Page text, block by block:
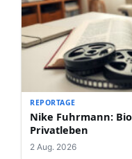
REPORTAGE
Nike Fuhrmann:
Privatleben
2 Aug. 2026